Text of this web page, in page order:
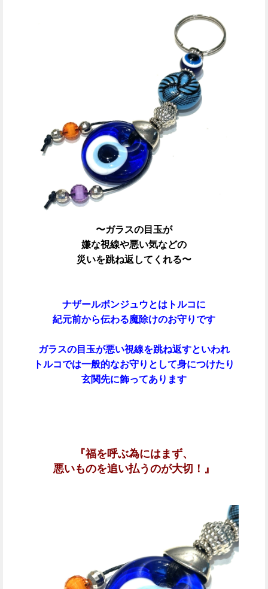
〜ガラスの目玉が
嫌な視線や悪い気などの
災いを跳ね返してくれる〜
ナザールボンジュウとはトルコに
紀元前から伝わる魔除けのお守りです
ガラスの目玉が悪い視線を跳ね返すといわれ
トルコでは一般的なお守りとして身につけたり
玄関先に飾ってあります
『福を呼ぶ為にはまず、
悪いものを追い払うのが大切！』